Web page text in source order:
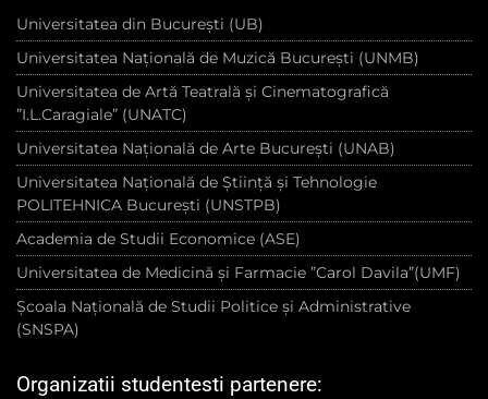
Universitatea din București (UB)
Universitatea Națională de Muzică București (UNMB)
Universitatea de Artă Teatrală și Cinematografică
”I.L.Caragiale” (UNATC)
Universitatea Națională de Arte București (UNAB)
Universitatea Națională de Știință și Tehnologie
POLITEHNICA București (UNSTPB)
Academia de Studii Economice (ASE)
Universitatea de Medicină și Farmacie ”Carol Davila”(UMF)
Școala Națională de Studii Politice și Administrative
(SNSPA)
Organizatii studentesti partenere: